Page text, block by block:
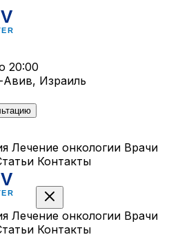
20:00
Израиль
Лечение онкологии Врачи
Контакты
Лечение онкологии Врачи
Контакты